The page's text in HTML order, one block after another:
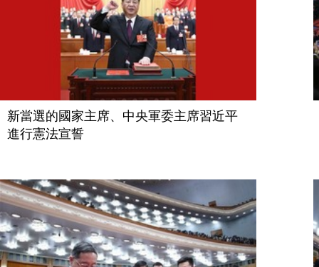
新當選的國家主席、中央軍委主席習近平
進行憲法宣誓